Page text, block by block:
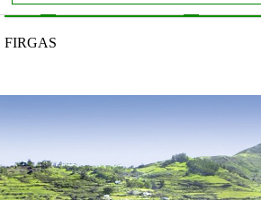
Home>Canarische Eilanden>Gran
FIRGAS